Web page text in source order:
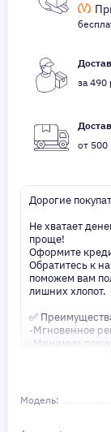
за 490
от 500
Дорогие
Не хватает
проще!
Оформите
Обратитесь к
поможем вам
лишних хлопот.
✅
-Мгновенное
-Минимум
-Удобные
Получите то,
удобство — наш
Модель: